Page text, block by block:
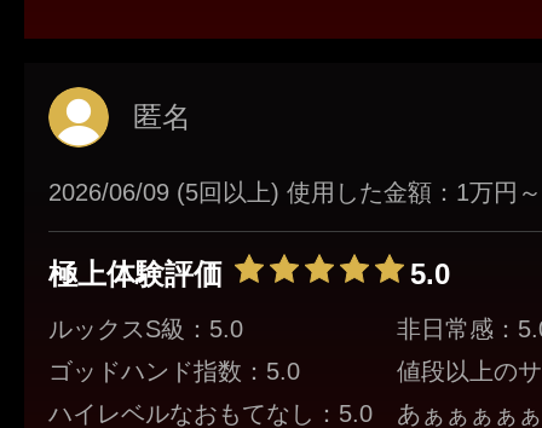
匿名
2026/06/09 (5回以上) 使用した金額：1万円
極上体験評価 5.0
ルックスS級：5.0
ゴッドハンド指数：5.0
ハイレベルなおもてなし：5.0
非日常感：
値段以上の
あぁぁぁぁ